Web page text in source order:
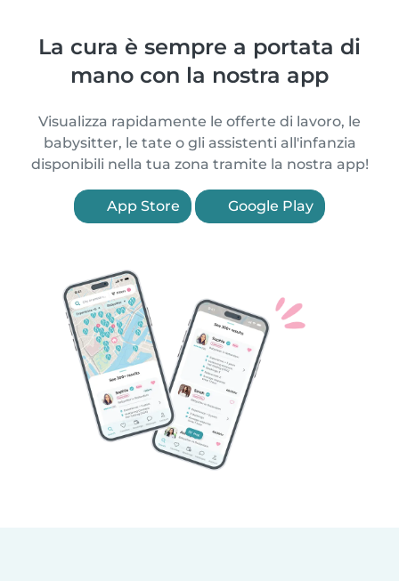
La cura è sempre a portata di
mano con la nostra app
Visualizza rapidamente le offerte di lavoro, le
babysitter, le tate o gli assistenti all'infanzia
disponibili nella tua zona tramite la nostra app!
App Store Google Play